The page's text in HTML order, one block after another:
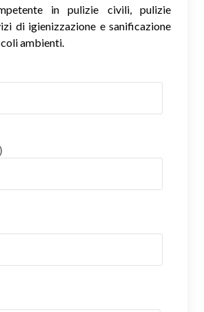
in pulizie civili, pulizie
di igienizzazione e sanificazione
ambienti.